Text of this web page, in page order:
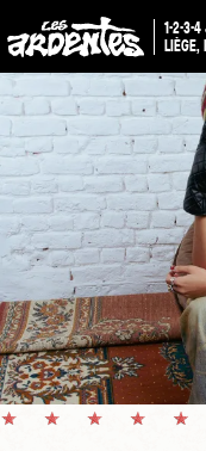
1-2-3-4
LIÈGE,